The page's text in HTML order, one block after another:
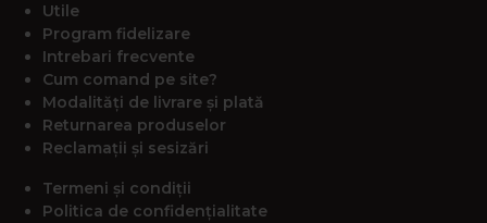
Utile
Program fidelizare
Intrebari frecvente
Cum comand pe site?
Modalități de livrare și plată
Returnarea produselor
Reclamații și sesizări
Termeni și condiții
Politica de confidențialitate